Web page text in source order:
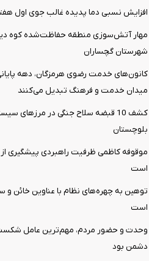
افزایش نسبی دما پدیده غالب جوی اول
مهار آتش‌سوزی منطقه حفاظت‌شده کوه
شهرستان گچساران
کانون‌های خدمت رضوی هرمزگان، دهه
میدان خدمت و فرهنگ تبدیل می‌کنند
کشف 10 قبضه سلاح جنگی در مرزهای
بلوچستان
موقوفه کاظمی ظرفیت راهبردی پیشگیری
است
توهین به چهره‌های نظام با عناوین خائن و
است
وحدت و حضور مردم، مهم‌ترین عامل
دشمن بود